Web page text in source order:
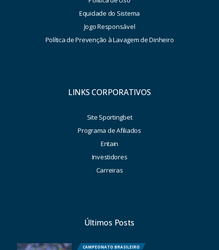
Equidade do Sistema
Jogo Responsável
Política de Prevenção à Lavagem de Dinheiro
LINKS CORPORATIVOS
Site Sportingbet
Programa de Afiliados
Entain
Investidores
Carreiras
Últimos Posts
CAMPEONATO BRASILEIRO